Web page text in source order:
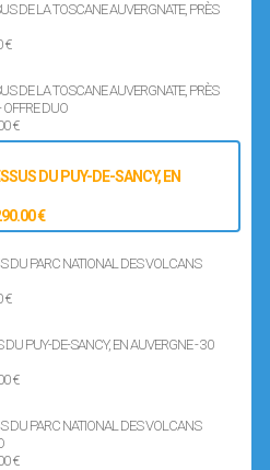
DE LA TOSCANE AUVERGNATE, PRÈS
€
DE LA TOSCANE AUVERGNATE, PRÈS
DUO
€
DU PUY-DE-SANCY, EN
€
DU PARC NATIONAL DES VOLCANS
€
PUY-DE-SANCY, EN AUVERGNE - 30
€
DU PARC NATIONAL DES VOLCANS
€